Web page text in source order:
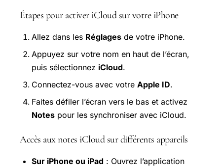
Étapes pour activer iCloud sur votre iPhone
Allez dans les Réglages de votre iPhone.
Appuyez sur votre nom en haut de l’écran,
puis sélectionnez iCloud.
Connectez-vous avec votre Apple ID.
Faites défiler l’écran vers le bas et activez
Notes pour les synchroniser avec iCloud.
Accès aux notes iCloud sur différents appareils
Sur iPhone ou iPad : Ouvrez l’application